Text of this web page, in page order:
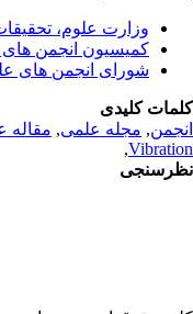
وزارت علوم، تحقیقات
کمیسیون انجمن های
شورای انجمن های
کلیدی
,مجله علمی, مقاله
,